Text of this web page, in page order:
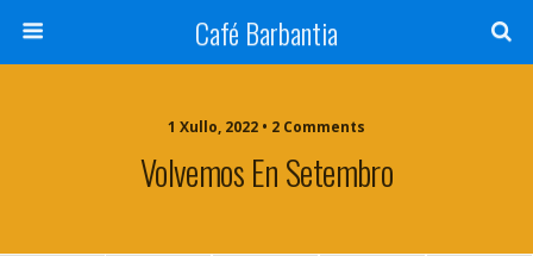
Café Barbantia
1 Xullo, 2022 • 2 Comments
Volvemos En Setembro